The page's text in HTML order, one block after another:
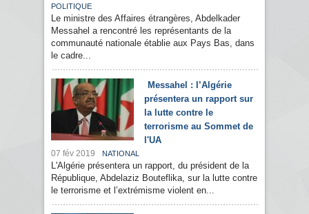
POLITIQUE
Le ministre des Affaires étrangères, Abdelkader
Messahel a rencontré les représentants de la
communauté nationale établie aux Pays Bas, dans
le cadre...
Messahel : l’Algérie
présentera un rapport sur
la lutte contre le
terrorisme au Sommet de
l'UA
07 fév 2019 NATIONAL
L'Algérie présentera un rapport, du président de la
République, Abdelaziz Bouteflika, sur la lutte contre
le terrorisme et l’extrémisme violent en...